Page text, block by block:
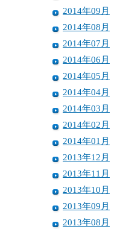
2014年09月
2014年08月
2014年07月
2014年06月
2014年05月
2014年04月
2014年03月
2014年02月
2014年01月
2013年12月
2013年11月
2013年10月
2013年09月
2013年08月